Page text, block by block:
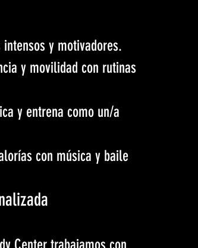
y motivadores.
y movilidad con rutinas
y entrena como un/a
con música y baile
Center trabajamos con